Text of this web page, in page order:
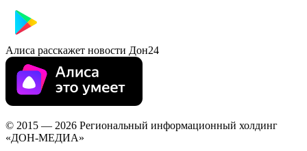
Алиса расскажет новости Дон24
© 2015 — 2026 Региональный информационный холдинг
«ДОН-МЕДИА»